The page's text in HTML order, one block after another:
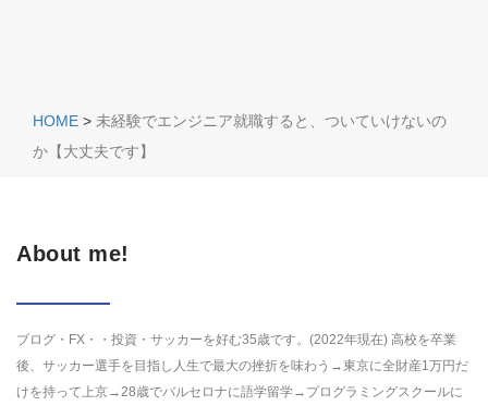
HOME > 未経験でエンジニア就職すると、ついていけないの
か【大丈夫です】
About me!
ブログ・FX・・投資・サッカーを好む35歳です。(2022年現在) 高校を卒業
後、サッカー選手を目指し人生で最大の挫折を味わう→東京に全財産1万円だ
けを持って上京→28歳でバルセロナに語学留学→プログラミングスクールに